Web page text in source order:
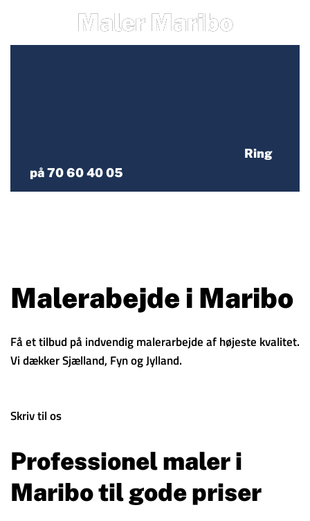
Maler Maribo
Ring
på 70 60 40 05
Malerabejde i Maribo
Få et tilbud på indvendig malerarbejde af højeste kvalitet.
Vi dækker Sjælland, Fyn og Jylland.
Skriv til os
Professionel maler i
Maribo til gode priser